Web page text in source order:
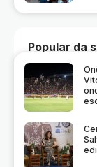
Popular da